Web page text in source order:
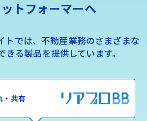
トフォーマーへ
トでは、不動産業務のさまざまな
きる製品を提供しています。
・共有